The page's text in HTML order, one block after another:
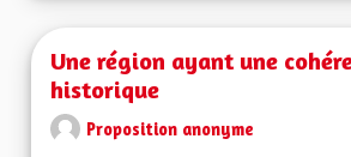
Une région ayant une
historique
Proposition anonyme